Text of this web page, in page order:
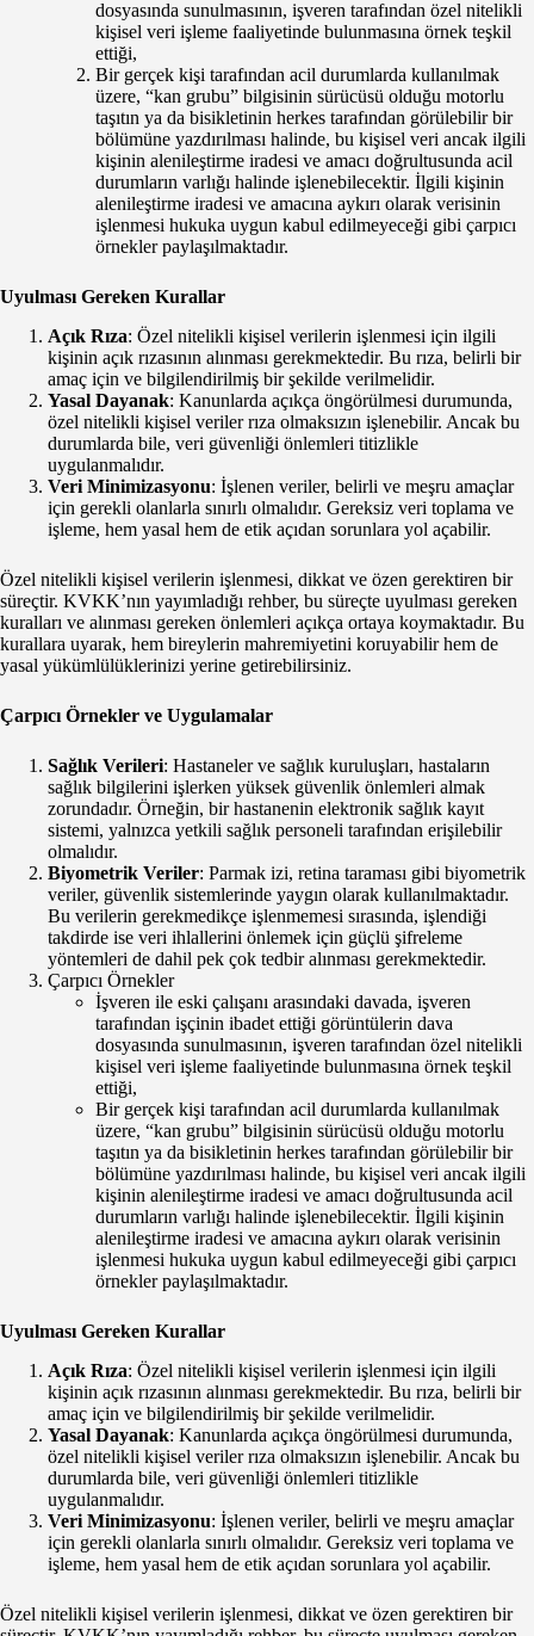
dosyasında sunulmasının, işveren tarafından özel nitelikli
kişisel veri işleme faaliyetinde bulunmasına örnek teşkil
ettiği,
Bir gerçek kişi tarafından acil durumlarda kullanılmak
üzere, “kan grubu” bilgisinin sürücüsü olduğu motorlu
taşıtın ya da bisikletinin herkes tarafından görülebilir bir
bölümüne yazdırılması halinde, bu kişisel veri ancak ilgili
kişinin alenileştirme iradesi ve amacı doğrultusunda acil
durumların varlığı halinde işlenebilecektir. İlgili kişinin
alenileştirme iradesi ve amacına aykırı olarak verisinin
işlenmesi hukuka uygun kabul edilmeyeceği gibi çarpıcı
örnekler paylaşılmaktadır.
Uyulması Gereken Kurallar
Açık Rıza: Özel nitelikli kişisel verilerin işlenmesi için ilgili
kişinin açık rızasının alınması gerekmektedir. Bu rıza, belirli bir
amaç için ve bilgilendirilmiş bir şekilde verilmelidir.
Yasal Dayanak: Kanunlarda açıkça öngörülmesi durumunda,
özel nitelikli kişisel veriler rıza olmaksızın işlenebilir. Ancak bu
durumlarda bile, veri güvenliği önlemleri titizlikle
uygulanmalıdır.
Veri Minimizasyonu: İşlenen veriler, belirli ve meşru amaçlar
için gerekli olanlarla sınırlı olmalıdır. Gereksiz veri toplama ve
işleme, hem yasal hem de etik açıdan sorunlara yol açabilir.
Özel nitelikli kişisel verilerin işlenmesi, dikkat ve özen gerektiren bir
süreçtir. KVKK’nın yayımladığı rehber, bu süreçte uyulması gereken
kuralları ve alınması gereken önlemleri açıkça ortaya koymaktadır. Bu
kurallara uyarak, hem bireylerin mahremiyetini koruyabilir hem de
yasal yükümlülüklerinizi yerine getirebilirsiniz.
Çarpıcı Örnekler ve Uygulamalar
Sağlık Verileri: Hastaneler ve sağlık kuruluşları, hastaların
sağlık bilgilerini işlerken yüksek güvenlik önlemleri almak
zorundadır. Örneğin, bir hastanenin elektronik sağlık kayıt
sistemi, yalnızca yetkili sağlık personeli tarafından erişilebilir
olmalıdır.
Biyometrik Veriler: Parmak izi, retina taraması gibi biyometrik
veriler, güvenlik sistemlerinde yaygın olarak kullanılmaktadır.
Bu verilerin gerekmedikçe işlenmemesi sırasında, işlendiği
takdirde ise veri ihlallerini önlemek için güçlü şifreleme
yöntemleri de dahil pek çok tedbir alınması gerekmektedir.
Çarpıcı Örnekler
İşveren ile eski çalışanı arasındaki davada, işveren
tarafından işçinin ibadet ettiği görüntülerin dava
dosyasında sunulmasının, işveren tarafından özel nitelikli
kişisel veri işleme faaliyetinde bulunmasına örnek teşkil
ettiği,
Bir gerçek kişi tarafından acil durumlarda kullanılmak
üzere, “kan grubu” bilgisinin sürücüsü olduğu motorlu
taşıtın ya da bisikletinin herkes tarafından görülebilir bir
bölümüne yazdırılması halinde, bu kişisel veri ancak ilgili
kişinin alenileştirme iradesi ve amacı doğrultusunda acil
durumların varlığı halinde işlenebilecektir. İlgili kişinin
alenileştirme iradesi ve amacına aykırı olarak verisinin
işlenmesi hukuka uygun kabul edilmeyeceği gibi çarpıcı
örnekler paylaşılmaktadır.
Uyulması Gereken Kurallar
Açık Rıza: Özel nitelikli kişisel verilerin işlenmesi için ilgili
kişinin açık rızasının alınması gerekmektedir. Bu rıza, belirli bir
amaç için ve bilgilendirilmiş bir şekilde verilmelidir.
Yasal Dayanak: Kanunlarda açıkça öngörülmesi durumunda,
özel nitelikli kişisel veriler rıza olmaksızın işlenebilir. Ancak bu
durumlarda bile, veri güvenliği önlemleri titizlikle
uygulanmalıdır.
Veri Minimizasyonu: İşlenen veriler, belirli ve meşru amaçlar
için gerekli olanlarla sınırlı olmalıdır. Gereksiz veri toplama ve
işleme, hem yasal hem de etik açıdan sorunlara yol açabilir.
Özel nitelikli kişisel verilerin işlenmesi, dikkat ve özen gerektiren bir